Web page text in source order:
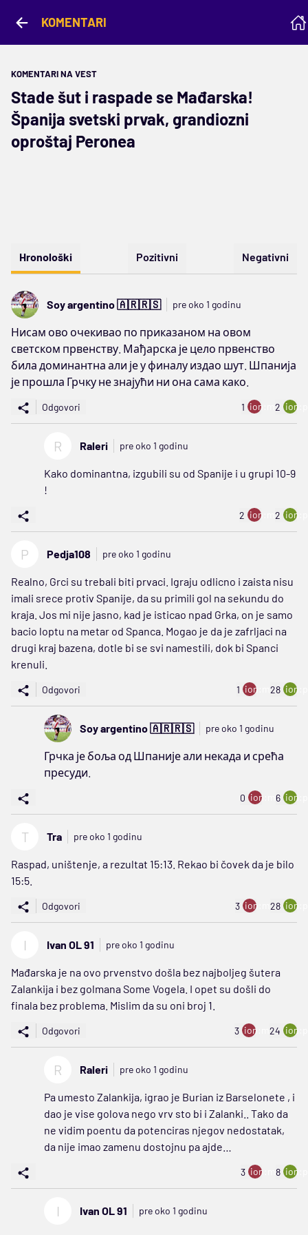
KOMENTARI
KOMENTARI NA VEST
Stade šut i raspade se Mađarska!
Španija svetski prvak, grandiozni
oproštaj Peronea
Hronološki Pozitivni Negativni
Soy argentino 🇦🇷🇷🇸 pre oko 1 godinu
Нисам ово очекивао по приказаном на овом
светском првенству. Мађарска је цело првенство
била доминантна али је у финалу издао шут. Шпанија
је прошла Грчку не знајући ни она сама како.
Odgovori 1 ion:minus
2
R Raleri pre oko 1 godinu
Kako dominantna, izgubili su od Spanije i u grupi 10-9
!
2 ion:minus
2
P Pedja108 pre oko 1 godinu
Realno, Grci su trebali biti prvaci. Igraju odlicno i zaista nisu
imali srece protiv Spanije, da su primili gol na sekundu do
kraja. Jos mi nije jasno, kad je isticao npad Grka, on je samo
bacio loptu na metar od Spanca. Mogao je da je zafrljaci na
drugi kraj bazena, dotle bi se svi namestili, dok bi Spanci
krenuli.
Odgovori 1 ion:minus
28
Soy argentino 🇦🇷🇷🇸 pre oko 1 godinu
Грчка је боља од Шпаније али некада и срећа
пресуди.
0 ion:minus
6
T Tra pre oko 1 godinu
Raspad, uništenje, a rezultat 15:13. Rekao bi čovek da je bilo
15:5.
Odgovori 3 ion:minus
28
I Ivan OL 91 pre oko 1 godinu
Mađarska je na ovo prvenstvo došla bez najboljeg šutera
Zalankija i bez golmana Some Vogela. I opet su došli do
finala bez problema. Mislim da su oni broj 1.
Odgovori 3 ion:minus
24
R Raleri pre oko 1 godinu
Pa umesto Zalankija, igrao je Burian iz Barselonete , i
dao je vise golova nego vrv sto bi i Zalanki.. Tako da
ne vidim poentu da potenciras njegov nedostatak,
da nije imao zamenu dostojnu pa ajde…
3 ion:minus
8
I Ivan OL 91 pre oko 1 godinu